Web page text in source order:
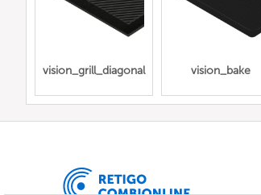
vision_grill_diagonal vision_bake